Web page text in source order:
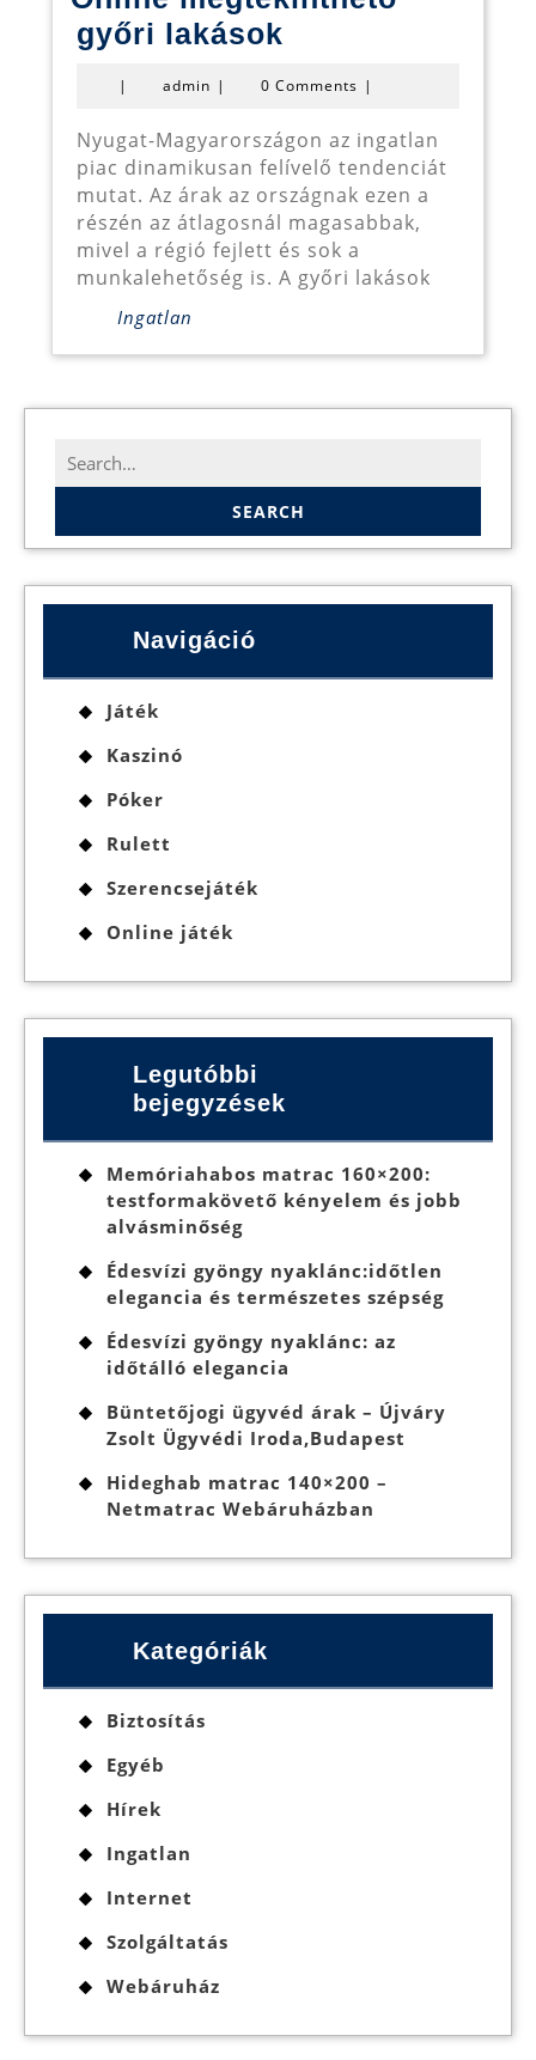
győri lakások
lakások
| admin admin
| 0 Comments |
Nyugat-Magyarországon az ingatlan
piac dinamikusan felívelő tendenciát
mutat. Az árak az országnak ezen a
részén az átlagosnál magasabbak,
mivel a régió fejlett és sok a
munkalehetőség is. A győri lakások
Ingatlan
Search
for:
Navigáció
Játék
Kaszinó
Póker
Rulett
Szerencsejáték
Online játék
Legutóbbi
bejegyzések
Memóriahabos matrac 160×200:
testformakövető kényelem és jobb
alvásminőség
Édesvízi gyöngy nyaklánc:időtlen
elegancia és természetes szépség
Édesvízi gyöngy nyaklánc: az
időtálló elegancia
Büntetőjogi ügyvéd árak – Újváry
Zsolt Ügyvédi Iroda,Budapest
Hideghab matrac 140×200 –
Netmatrac Webáruházban
Kategóriák
Biztosítás
Egyéb
Hírek
Ingatlan
Internet
Szolgáltatás
Webáruház